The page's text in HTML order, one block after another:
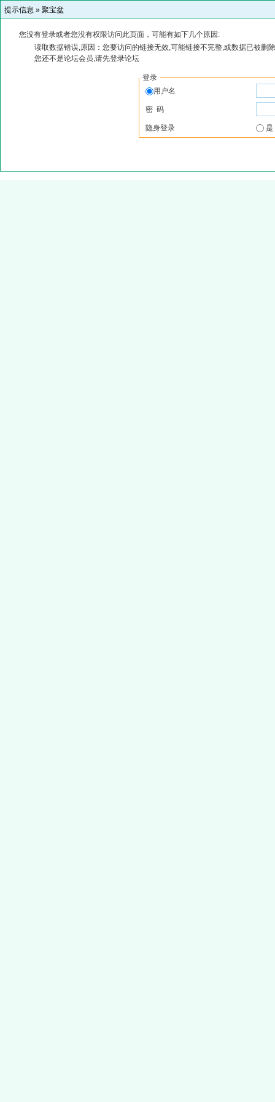
提示信息 » 聚宝盆
您没有登录或者您没有权限访问此页面，可能有如下几个原因:
读取数据错误,原因：您要访问的链接无效,可能链接不完整,或数据已被删
您还不是论坛会员,请先登录论坛
登录
用户名
密 码
隐身登录